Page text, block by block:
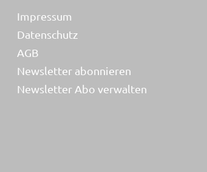
Impressum
Datenschutz
AGB
Newsletter abonnieren
Newsletter Abo verwalten